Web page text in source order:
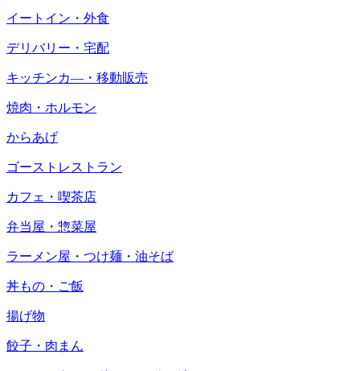
イートイン・外食
デリバリー・宅配
キッチンカ―・移動販売
焼肉・ホルモン
からあげ
ゴーストレストラン
カフェ・喫茶店
弁当屋・惣菜屋
ラーメン屋・つけ麺・油そば
丼もの・ご飯
揚げ物
餃子・肉まん